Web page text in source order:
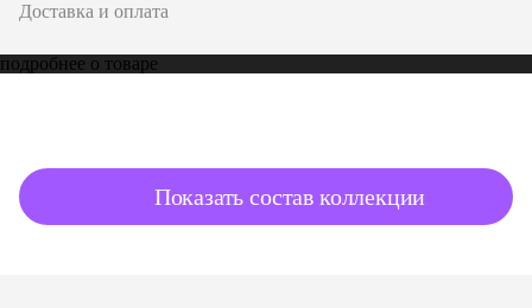
Доставка и оплата
подробнее о товаре
Показать состав коллекции